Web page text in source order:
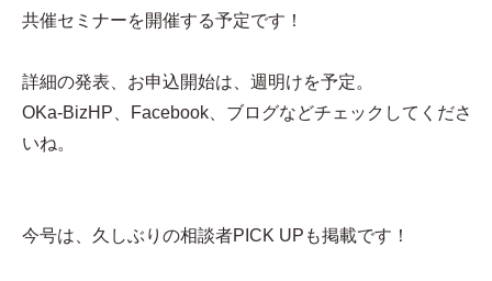
共催セミナーを開催する予定です！
詳細の発表、お申込開始は、週明けを予定。
OKa-BizHP、Facebook、ブログなどチェックしてくださ
いね。
今号は、久しぶりの相談者PICK UPも掲載です！